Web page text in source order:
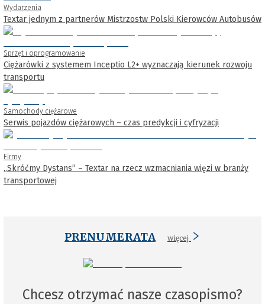
Wydarzenia
Textar jednym z partnerów Mistrzostw Polski Kierowców Autobusów
Sprzęt i oprogramowanie
Ciężarówki z systemem Inceptio L2+ wyznaczają kierunek rozwoju
transportu
Samochody ciężarowe
Serwis pojazdów ciężarowych – czas predykcji i cyfryzacji
Firmy
„Skróćmy Dystans” – Textar na rzecz wzmacniania więzi w branży
transportowej
PRENUMERATA więcej
Chcesz otrzymać nasze czasopismo?